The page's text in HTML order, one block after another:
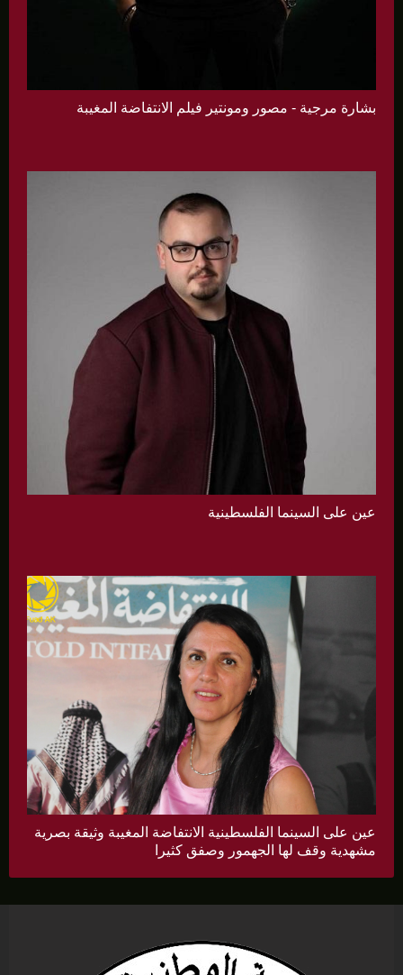
بشارة مرجية - مصور ومونتير فيلم الانتفاضة المغيبة
عين على السينما الفلسطينية
عين على السينما الفلسطينية الانتفاضة المغيبة وثيقة بصرية
مشهدية وقف لها الجهمور وصفق كثيرا